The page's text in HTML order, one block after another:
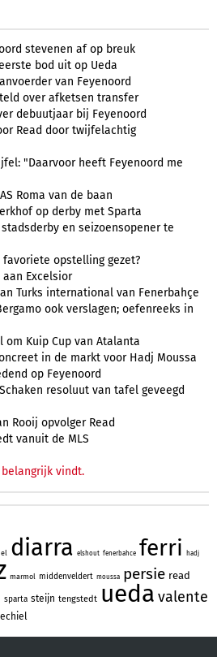
stevenen af op breuk
bod uit op Ueda
van Feyenoord
over afketsen transfer
debuutjaar bij Feyenoord
Read door twijfelachtig
"Daarvoor heeft Feyenoord me
Roma van de baan
op derby met Sparta
en seizoensopener te
opstelling gezet?
Excelsior
Turks international van Fenerbahçe
ook verslagen; oefenreeks in
om Kuip Cup van Atalanta
in de markt voor Hadj Moussa
op Feyenoord
resoluut van tafel geveegd
Rooij opvolger Read
vanuit de MLS
vindt.
diarra elshout fenerbahce ferri hadj
marmol middenveldert moussa persie read
sparta steijn tengstedt ueda valente